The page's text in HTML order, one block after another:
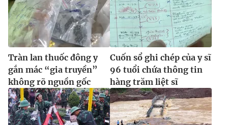
Tràn lan thuốc đông y
gắn mác “gia truyền”
không rõ nguồn gốc
Cuốn sổ ghi chép của y sĩ
96 tuổi chứa thông tin
hàng trăm liệt sĩ